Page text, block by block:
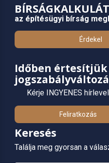
az építésügyi bírság
Érdekel
Időben értesítjük
Kérje INGYENES
Feliratkozás
Keresés
Találja meg gyorsan a